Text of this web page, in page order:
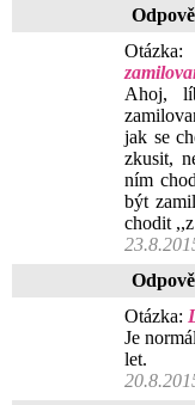
Ahoj,
jak se
zkusit,
ním
být
chodit
Otázka:
Je
let.